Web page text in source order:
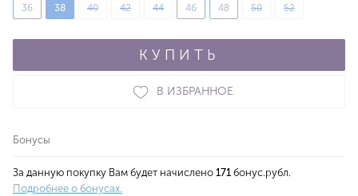
36 38 40 42 44 46 48 50 52
КУПИТЬ
В ИЗБРАННОЕ
Бонусы
За данную покупку Вам будет начислено 171 бонус.рубл.
Подробнее о бонусах.